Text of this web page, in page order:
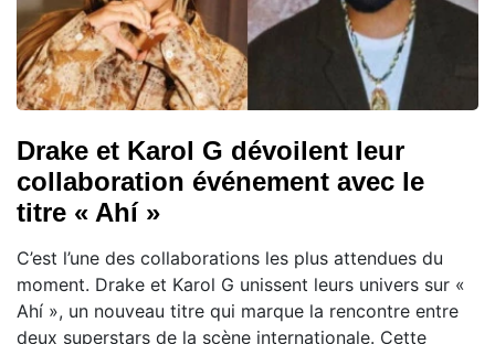
Drake et Karol G dévoilent leur
collaboration événement avec le
titre « Ahí »
C’est l’une des collaborations les plus attendues du
moment. Drake et Karol G unissent leurs univers sur «
Ahí », un nouveau titre qui marque la rencontre entre
deux superstars de la scène internationale. Cette